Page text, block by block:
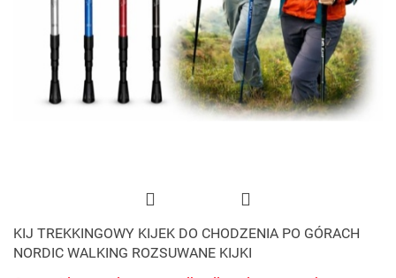
KIJ TREKKINGOWY KIJEK DO CHODZENIA PO GÓRACH
NORDIC WALKING ROZSUWANE KIJKI